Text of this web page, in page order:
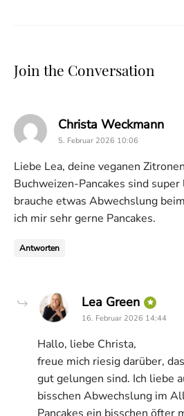
Join the Conversation
Christa Weckmannsays:
5. Februar 2026 10:06
Liebe Lea, deine veganen
Buchweizen-Pancakes sind
brauche etwas Abwechslung
ich mir sehr gerne Pancakes.
Antworten
Lea Green says:
16. Februar 2026 14:44
Hallo, liebe Christa,
freue mich riesig darüber,
gut gelungen sind. Ich liebe
bisschen Abwechslung im